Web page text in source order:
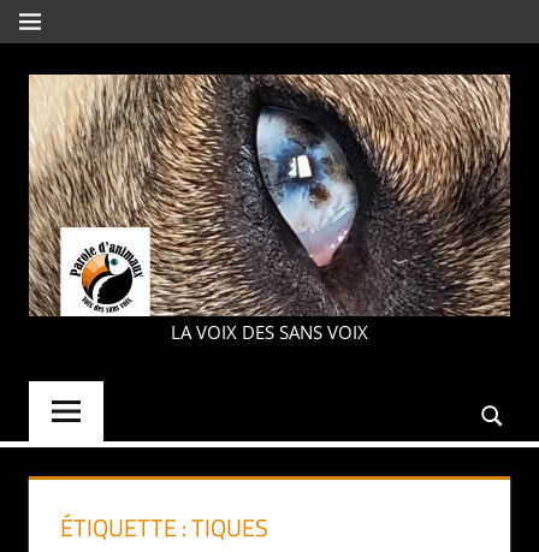
Aller
au
contenu
MENU
PAROLE
LA VOIX DES SANS VOIX
ÉTIQUETTE :TIQUES